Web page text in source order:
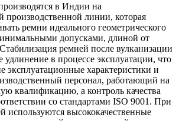
в Индии на
производственной линии, которая
ремни идеального геометрического
допусками, длиной от
ремней после вулканизации
удлинение в процессе эксплуатации, что
эксплуатационные характеристики и
персонал, работающий на
квалификацию, а контроль качества
со стандартами ISO 9001. При
используются высококачественные